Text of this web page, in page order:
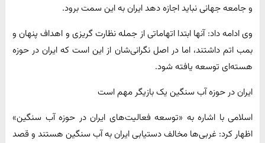
و جامعه جهانی نباید اجازه دهد ایران به این سمت برود.
وی ادامه داد: آنها ابتدا اتهاماتی از جمله نظارت گریزی و اهداف پنهان و
بمب اتم داشتند، اما در اصل نگرانی‌شان از این است که ایران در حوزه
هسته‌ای توسعه یافته شود.
ایران در حوزه آب سنگین یک بازیگر مهم است
اسلامی با اشاره به «توسعه فعالیت‌های ایران در حوزه آب سنگین»
اظهار کرد: غربی‌ها مخالف دستیابی ایران به آب سنگین هستند و قصد